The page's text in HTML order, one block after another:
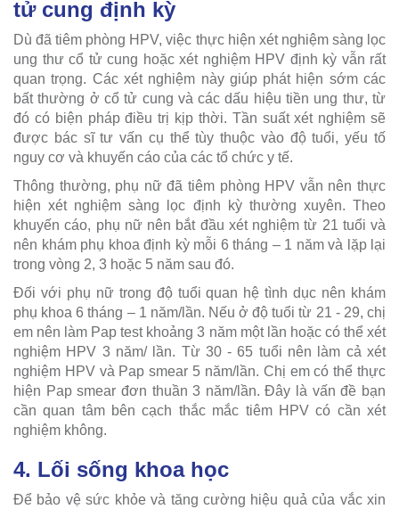
tử cung định kỳ
Dù đã tiêm phòng HPV, việc thực hiện xét nghiệm sàng lọc
ung thư cổ tử cung hoặc xét nghiệm HPV định kỳ vẫn rất
quan trọng. Các xét nghiệm này giúp phát hiện sớm các
bất thường ở cổ tử cung và các dấu hiệu tiền ung thư, từ
đó có biện pháp điều trị kịp thời. Tần suất xét nghiệm sẽ
được bác sĩ tư vấn cụ thể tùy thuộc vào độ tuổi, yếu tố
nguy cơ và khuyến cáo của các tổ chức y tế.
Thông thường, phụ nữ đã tiêm phòng HPV vẫn nên thực
hiện xét nghiệm sàng lọc định kỳ thường xuyên. Theo
khuyến cáo, phụ nữ nên bắt đầu xét nghiệm từ 21 tuổi và
nên khám phụ khoa định kỳ mỗi 6 tháng – 1 năm và lặp lại
trong vòng 2, 3 hoặc 5 năm sau đó.
Đối với phụ nữ trong độ tuổi quan hệ tình dục nên khám
phụ khoa 6 tháng – 1 năm/lần. Nếu ở độ tuổi từ 21 - 29, chị
em nên làm Pap test khoảng 3 năm một lần hoặc có thể xét
nghiệm HPV 3 năm/ lần. Từ 30 - 65 tuổi nên làm cả xét
nghiệm HPV và Pap smear 5 năm/lần. Chị em có thể thực
hiện Pap smear đơn thuần 3 năm/lần. Đây là vấn đề bạn
cần quan tâm bên cạch thắc mắc tiêm HPV có cần xét
nghiệm không.
4. Lối sống khoa học
Để bảo vệ sức khỏe và tăng cường hiệu quả của vắc xin